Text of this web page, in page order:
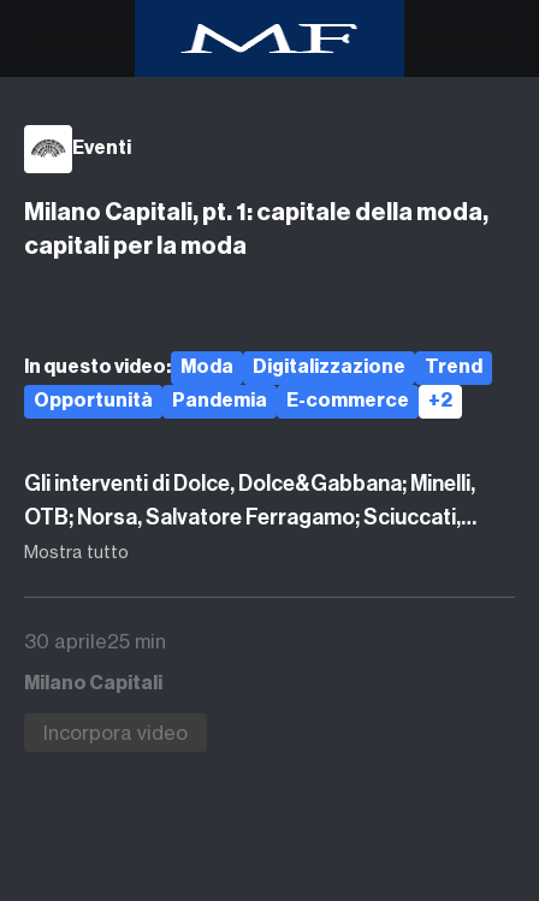
Home
Class CNBC
Class TV Moda
Milano Finanza
Podcast
Argomenti
Eventi
Milano Capitali, pt. 1: capitale della moda,
capitali per la moda
In questo video: Moda Digitalizzazione
Trend
Opportunità
Pandemia E-commerce +2
Gli interventi di Dolce, Dolce&Gabbana; Minelli,
OTB; Norsa, Salvatore Ferragamo; Sciuccati,
Ambrosetti; Diviccaro, IMI
Mostra tutto
30 aprile25 min
Milano Capitali
Incorpora video